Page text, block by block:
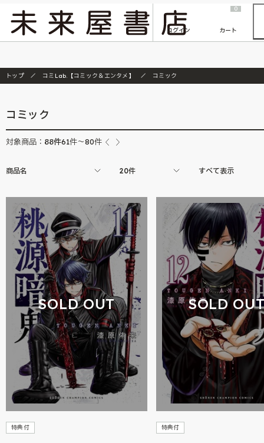
『ONE PIECE magazine 021 ONE PIECEカード付き同梱版』発売延期のご案内
ログイン
0
カート
トップ コミLab.【コミック＆エンタメ】 コミック
コミック
対象商品： 88件61件～80件
商品名 20件 すべて表示
SOLD OUT
特典付
SOLD
特典付